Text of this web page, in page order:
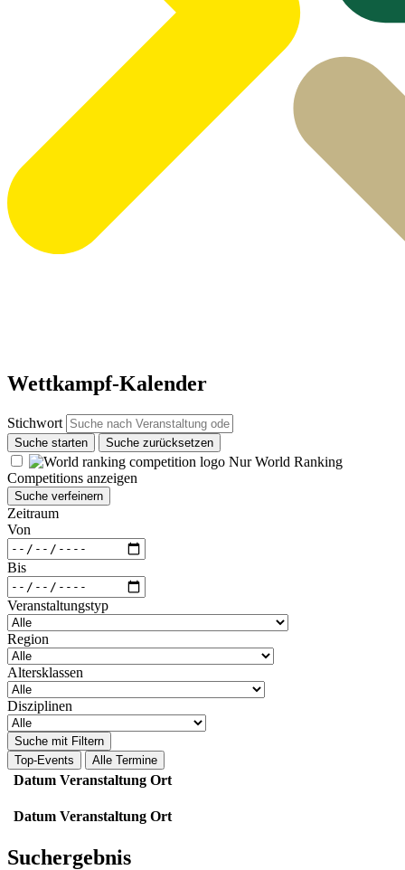
Wettkampf-Kalender
Stichwort
Suche starten Suche zurücksetzen
Nur World Ranking
Competitions anzeigen
Suche verfeinern
Zeitraum
Von
Bis
Veranstaltungstyp
Region
Altersklassen
Disziplinen
Suche mit Filtern
Top-Events
Alle Termine
Datum Veranstaltung Ort
Datum Veranstaltung Ort
Suchergebnis